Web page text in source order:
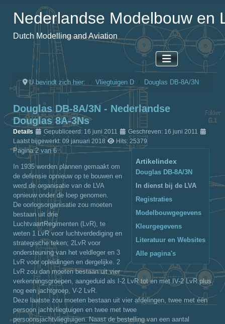
Nederlandse Modelbouw en
Dutch Modelling and Aviation
U bevindt zich hier: Vliegtuigen D Douglas DB-8A/3N
Douglas DB-8A/3N - Nederlandse
Douglas 8A-3Ns
Details Gepubliceerd: 16 juni 2011
Geschreven: 16 juni 2011
Laatst bijgewerkt: 09 januari 2018
Hits: 25379
Artikelindex
Douglas DB-8A/3N
In dienst bij de LVA
Registraties
Modelbouwgegevens
Kleurgegevens
Literatuur en Websites
Alle pagina's
Pagina 2 van 6
In 1935 werden plannen gemaakt om
de defensie opnieuw op te bouwen en
werd de organisatie van de LVA
opnieuw onder de loep genomen.
De oorlogsorganisatie zou moeten
bestaan uit drie
LuchtvaartRegimenten (LvR), te
weten 1 LvR voor luchtverdediging en
strategische teken; 2LvR voor
ondersteuning van het veldleger en 3
LvR voor opleidingen en dergelijke. 2
LvR zou dan moeten bestaan uit vier
verkenningsgroepen, aangeduid als I-2 LvR tot en met IV-2 LvR plus
nog een jachtgroep, V-2 LvR.
Deze laatste zou moeten bestaan uit vier afdelingen, twee met één
persoon jachtvliegtuigen en twee met twee
persoonsjachtvliegtuigen. Naast de bestelling van een aantal